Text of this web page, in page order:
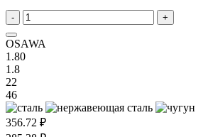
- +
OSAWA
1.80
1.8
22
46
356.72 ₽